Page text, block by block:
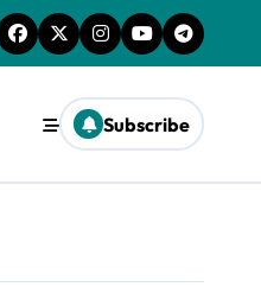
Subscribe